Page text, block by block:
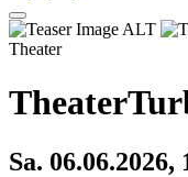
Theater
Sa.